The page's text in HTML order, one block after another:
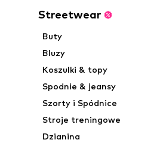
Streetwear
Buty
Bluzy
Koszulki & topy
Spodnie & jeansy
Szorty i Spódnice
Stroje treningowe
Dzianina